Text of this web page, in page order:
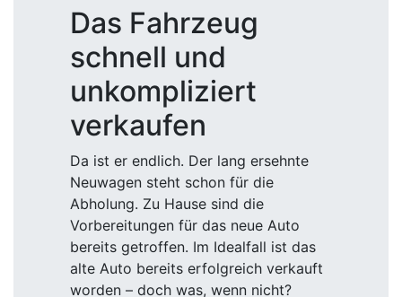
Das Fahrzeug
schnell und
unkompliziert
verkaufen
Da ist er endlich. Der lang ersehnte
Neuwagen steht schon für die
Abholung. Zu Hause sind die
Vorbereitungen für das neue Auto
bereits getroffen. Im Idealfall ist das
alte Auto bereits erfolgreich verkauft
worden – doch was, wenn nicht?